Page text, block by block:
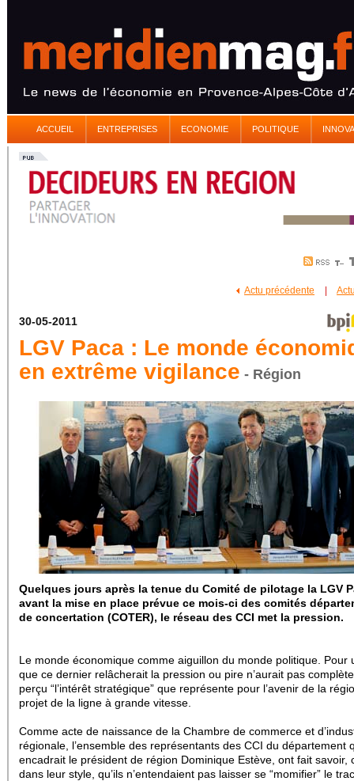
ACCUEIL ENTREPRISES ECONOMIE POLITIQUE
Actu précédente
30-05-2011
LGV Paca : Le monde
en extrême vigilance - Région
Quelques jours après la tenue du Comité de pilotage la LGV
avant la mise en place prévue ce mois-ci des comités
de concertation (COTER), le réseau des CCI met la pression.
Le monde économique comme aiguillon du monde politique. Pour
que ce dernier relâcherait la pression ou pire n’aurait pas
perçu “l’intérêt stratégique” que représente pour l’avenir de la
projet de la ligne à grande vitesse.
Comme acte de naissance de la Chambre de commerce et
régionale, l’ensemble des représentants des CCI du département
encadrait le président de région Dominique Estève, ont fait savoir,
dans leur style, qu’ils n’entendaient pas laisser se “momifier” le